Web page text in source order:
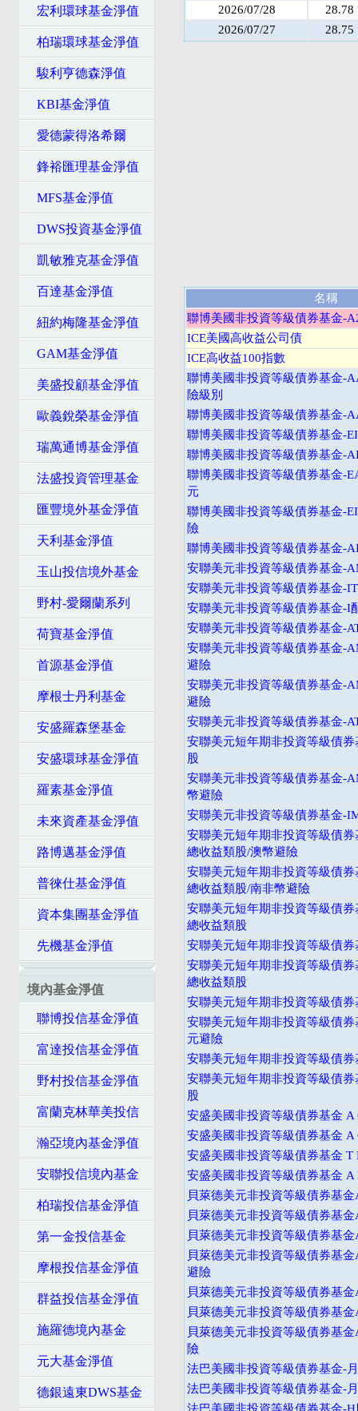
宏利環球基金淨值
柏瑞環球基金淨值
駿利亨德森淨值
KBI基金淨值
愛德蒙得洛希爾
鋒裕匯理基金淨值
MFS基金淨值
DWS投資基金淨值
凱敏雅克基金淨值
百達基金淨值
紐約梅隆基金淨值
GAM基金淨值
美盛投顧基金淨值
歐義銳榮基金淨值
瑞萬通博基金淨值
法盛投資管理基金
匯豐境外基金淨值
天利基金淨值
玉山投信境外基金
野村-愛爾蘭系列
荷寶基金淨值
首源基金淨值
摩根士丹利基金
安盛羅森堡基金
安盛環球基金淨值
羅素基金淨值
未來資產基金淨值
路博邁基金淨值
普徠仕基金淨值
資本集團基金淨值
先機基金淨值
境內基金淨值
聯博投信基金淨值
富達投信基金淨值
野村投信基金淨值
富蘭克林華美投信
瀚亞境內基金淨值
安聯投信境內基金
柏瑞投信基金淨值
第一金投信基金
摩根投信基金淨值
群益投信基金淨值
施羅德境內基金
元大基金淨值
德銀遠東DWS基金
2026/07/28
28.78
2026/07/27
28.75
名稱
聯博美國非投資等級債券基金-
ICE美國高收益公司債
ICE高收益100指數
聯博美國非投資等級債券基金-
險級別
聯博美國非投資等級債券基金-
聯博美國非投資等級債券基金-
聯博美國非投資等級債券基金-
聯博美國非投資等級債券基金-
元
聯博美國非投資等級債券基金-
險
聯博美國非投資等級債券基金-
安聯美元非投資等級債券基金-
安聯美元非投資等級債券基金-
安聯美元非投資等級債券基金-I
安聯美元非投資等級債券基金-
安聯美元非投資等級債券基金-
避險
安聯美元非投資等級債券基金-
避險
安聯美元非投資等級債券基金-
安聯美元短年期非投資等級債
股
安聯美元非投資等級債券基金-
幣避險
安聯美元非投資等級債券基金-
安聯美元短年期非投資等級債
總收益類股/澳幣避險
安聯美元短年期非投資等級債
總收益類股/南非幣避險
安聯美元短年期非投資等級債
總收益類股
安聯美元短年期非投資等級債
安聯美元短年期非投資等級債
總收益類股
安聯美元短年期非投資等級債
安聯美元短年期非投資等級債
元避險
安聯美元短年期非投資等級債
安聯美元短年期非投資等級債
股
安盛美國非投資等級債券基金 A
安盛美國非投資等級債券基金 A
安盛美國非投資等級債券基金 T
安盛美國非投資等級債券基金 A
貝萊德美元非投資等級債券基
貝萊德美元非投資等級債券基
貝萊德美元非投資等級債券基
貝萊德美元非投資等級債券基
避險
貝萊德美元非投資等級債券基金
貝萊德美元非投資等級債券基
貝萊德美元非投資等級債券基
險
法巴美國非投資等級債券基金-
法巴美國非投資等級債券基金-